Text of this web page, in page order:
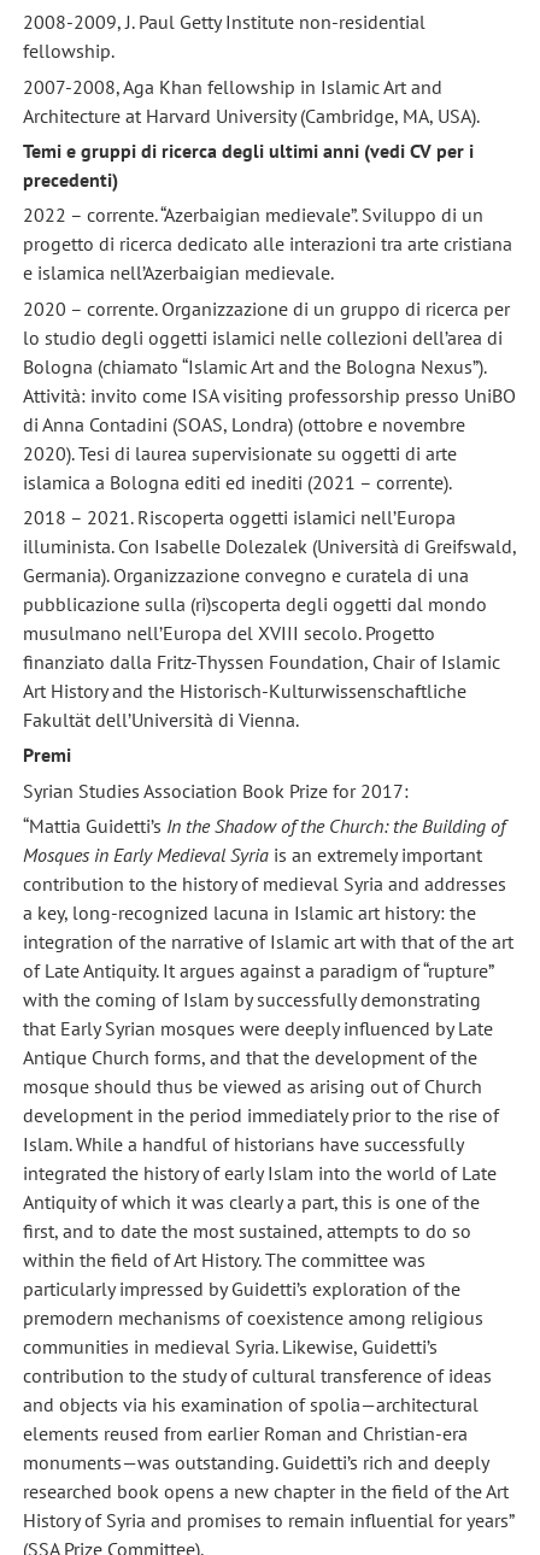
2008-2009, J. Paul Getty Institute non-residential
fellowship.
2007-2008, Aga Khan fellowship in Islamic Art and
Architecture at Harvard University (Cambridge, MA, USA).
Temi e gruppi di ricerca degli ultimi anni (vedi CV per i
precedenti)
2022 – corrente. “Azerbaigian medievale”. Sviluppo di un
progetto di ricerca dedicato alle interazioni tra arte cristiana
e islamica nell’Azerbaigian medievale.
2020 – corrente. Organizzazione di un gruppo di ricerca per
lo studio degli oggetti islamici nelle collezioni dell’area di
Bologna (chiamato “Islamic Art and the Bologna Nexus”).
Attività: invito come ISA visiting professorship presso UniBO
di Anna Contadini (SOAS, Londra) (ottobre e novembre
2020). Tesi di laurea supervisionate su oggetti di arte
islamica a Bologna editi ed inediti (2021 – corrente).
2018 – 2021. Riscoperta oggetti islamici nell’Europa
illuminista. Con Isabelle Dolezalek (Università di Greifswald,
Germania). Organizzazione convegno e curatela di una
pubblicazione sulla (ri)scoperta degli oggetti dal mondo
musulmano nell’Europa del XVIII secolo. Progetto
finanziato dalla Fritz-Thyssen Foundation, Chair of Islamic
Art History and the Historisch-Kulturwissenschaftliche
Fakultät dell’Università di Vienna.
Premi
Syrian Studies Association Book Prize for 2017:
“Mattia Guidetti’s In the Shadow of the Church: the Building of
Mosques in Early Medieval Syriais an extremely important
contribution to the history of medieval Syria and addresses
a key, long-recognized lacuna in Islamic art history: the
integration of the narrative of Islamic art with that of the art
of Late Antiquity. It argues against a paradigm of “rupture”
with the coming of Islam by successfully demonstrating
that Early Syrian mosques were deeply influenced by Late
Antique Church forms, and that the development of the
mosque should thus be viewed as arising out of Church
development in the period immediately prior to the rise of
Islam. While a handful of historians have successfully
integrated the history of early Islam into the world of Late
Antiquity of which it was clearly a part, this is one of the
first, and to date the most sustained, attempts to do so
within the field of Art History. The committee was
particularly impressed by Guidetti’s exploration of the
premodern mechanisms of coexistence among religious
communities in medieval Syria. Likewise, Guidetti’s
contribution to the study of cultural transference of ideas
and objects via his examination of spolia—architectural
elements reused from earlier Roman and Christian-era
monuments—was outstanding. Guidetti’s rich and deeply
researched book opens a new chapter in the field of the Art
History of Syria and promises to remain influential for years”
(SSA Prize Committee).